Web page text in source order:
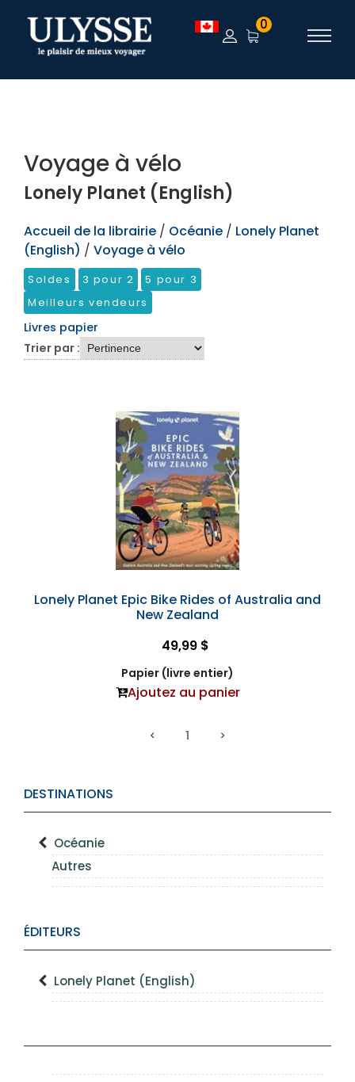
TEST 0
DESTINATIONS
Océanie
Autres
ÉDITEURS
Lonely Planet (English)
Voyage à vélo
Lonely Planet (English)
Accueil de la librairie / Océanie / Lonely Planet
(English) / Voyage à vélo
Soldes 3 pour 2
5 pour 3
Meilleurs vendeurs
Livres papier
Trier par :
Lonely Planet Epic Bike Rides of Australia and
New Zealand
49,99 $
Papier (livre entier)
Ajoutez au panier
1